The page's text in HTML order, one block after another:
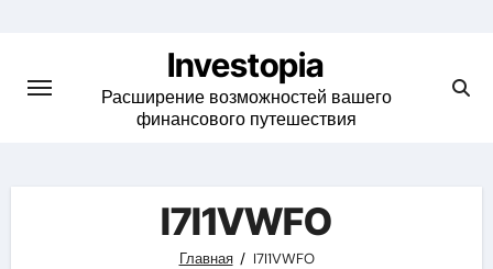
content
Investopia
Расширение возможностей вашего
финансового путешествия
I7I1VWFO
Главная I7I1VWFO